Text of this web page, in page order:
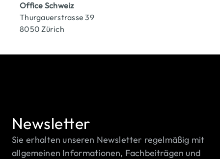
Office Schweiz
Thurgauerstrasse 39
8050 Zürich
Newsletter
Sie erhalten unseren Newsletter regelmäßig mit
allgemeinen Informationen, Fachbeiträgen und